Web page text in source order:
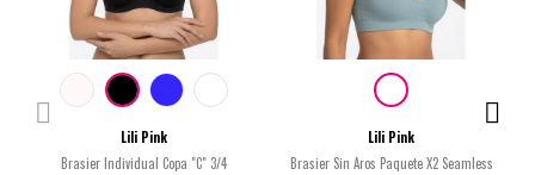
Lili Pink
Brasier Individual Copa "C" 3/4
Lili Pink
Brasier Sin Aros Paquete X2 Seamless